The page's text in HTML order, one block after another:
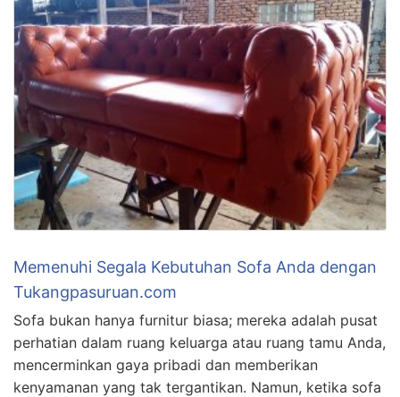
Memenuhi Segala Kebutuhan Sofa Anda dengan
Tukangpasuruan.com
Sofa bukan hanya furnitur biasa; mereka adalah pusat
perhatian dalam ruang keluarga atau ruang tamu Anda,
mencerminkan gaya pribadi dan memberikan
kenyamanan yang tak tergantikan. Namun, ketika sofa